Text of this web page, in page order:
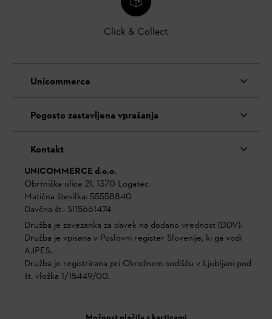
Click & Collect
Unicommerce
Pogosto zastavljena vprašanja
Kontakt
UNICOMMERCE d.o.o.
Obrtniška ulica 21, 1370 Logatec
Matična številka: 55558840
Davčna št.: SI15661474
Družba je zavezanka za davek na dodano vrednost (DDV).
Družba je vpisana v Poslovni register Slovenije, ki ga vodi
AJPES.
Družba je registrirana pri Okrožnem sodišču v Ljubljani pod
št. vložka 1/15449/00.